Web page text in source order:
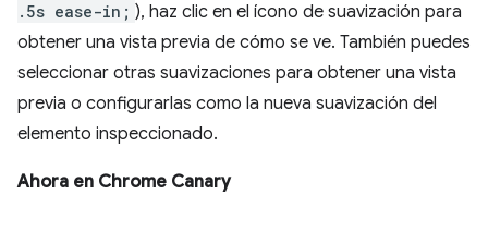
.5s ease-in; ), haz clic en el ícono de suavización para
obtener una vista previa de cómo se ve. También puedes
seleccionar otras suavizaciones para obtener una vista
previa o configurarlas como la nueva suavización del
elemento inspeccionado.
Ahora en Chrome Canary